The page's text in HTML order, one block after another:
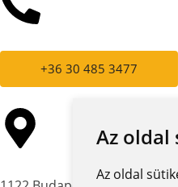
Az oldal
Az oldal
+36 30 485 3477